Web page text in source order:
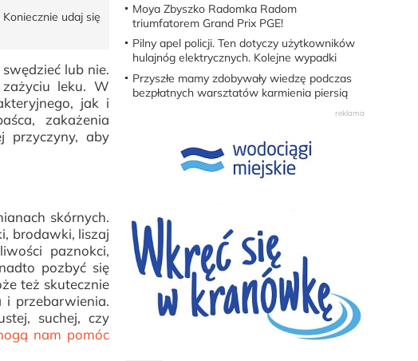
udaj się
lub nie.
leku. W
jak i
zakażenia
przyczyny, aby
skórnych.
brodawki, liszaj
paznokci,
pozbyć się
też skutecznie
i przebarwienia.
suchej, czy
nam pomóc
Moya Zbyszko Radomka Radom
triumfatorem Grand Prix PGE!
Pilny apel policji. Ten dotyczy użytkowników
hulajnóg elektrycznych. Kolejne wypadki
Przyszłe mamy zdobywały wiedzę podczas
bezpłatnych warsztatów karmienia piersią